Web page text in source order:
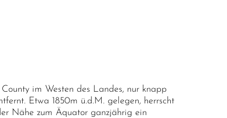
im Westen des Landes, nur knapp
Etwa 1850m ü.d.M. gelegen, herrscht
Nähe zum Äquator ganzjährig ein